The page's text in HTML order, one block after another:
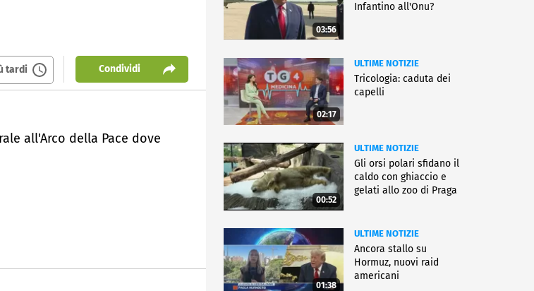
tardi Condividi
all'Arco della Pace dove
03:56
Infantino all'Onu?
02:17
ULTIME NOTIZIE
Tricologia: caduta dei
capelli
00:52
ULTIME NOTIZIE
Gli orsi polari sfidano il
caldo con ghiaccio e
gelati allo zoo di Praga
01:38
ULTIME NOTIZIE
Ancora stallo su
Hormuz, nuovi raid
americani